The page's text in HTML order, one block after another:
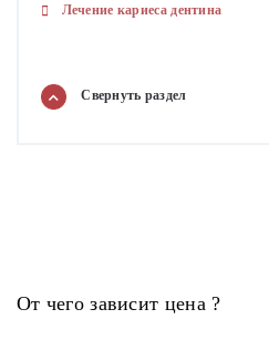
Лечение кариеса дентина
Свернуть раздел
От чего зависит цена ?